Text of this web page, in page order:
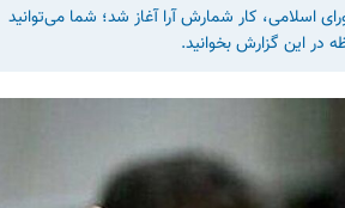
اسلامی، کار شمارش آرا آغاز شد؛ شما می‌توانید
در این گزارش بخوانید.